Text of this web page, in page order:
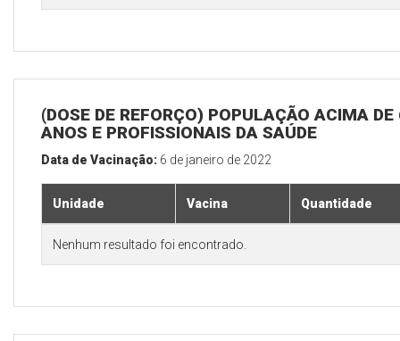
(DOSE DE REFORÇO) POPULAÇÃO ACIMA DE
ANOS E PROFISSIONAIS DA SAÚDE
Data de Vacinação: 6 de janeiro de 2022
Unidade Vacina Quantidade
Nenhum resultado foi encontrado.